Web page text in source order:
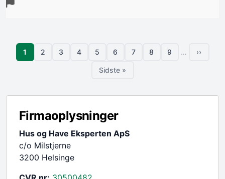
Sideinddeling
Side
1
Side
2
Side
3
Side
4
Side
5
Side
6
Side
7
Side
8
Side
9 …
Næste
››
Sidste side
Sidste »
Firmaoplysninger
Hus og Have Eksperten ApS
c/o Milstjerne
3200 Helsinge